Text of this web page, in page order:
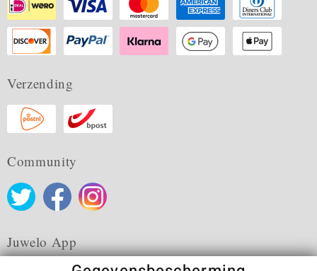
Verzending
Community
Juwelo App